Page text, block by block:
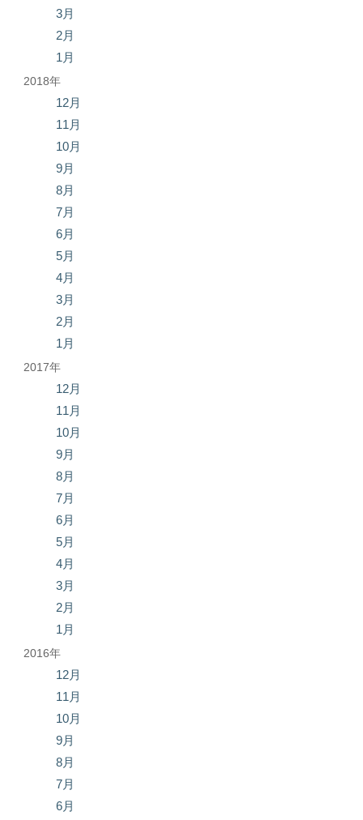
3月
2月
1月
2018年
12月
11月
10月
9月
8月
7月
6月
5月
4月
3月
2月
1月
2017年
12月
11月
10月
9月
8月
7月
6月
5月
4月
3月
2月
1月
2016年
12月
11月
10月
9月
8月
7月
6月